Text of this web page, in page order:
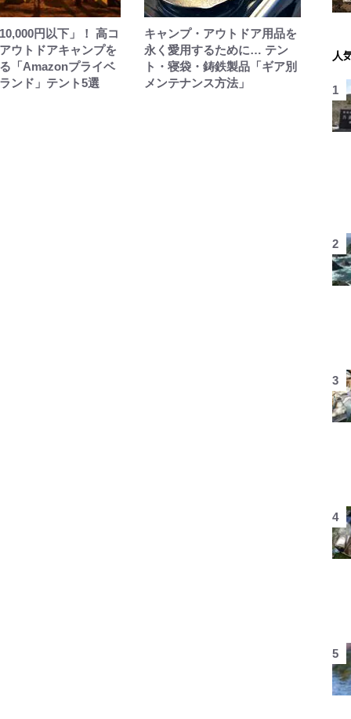
円以下」！ 高コ
ウトドアキャンプを
「Amazonプライベ
ンド」テント5選
キャンプ・アウトドア用品を
永く愛用するために… テン
ト・寝袋・鋳鉄製品「ギア別
メンテナンス方法」
人